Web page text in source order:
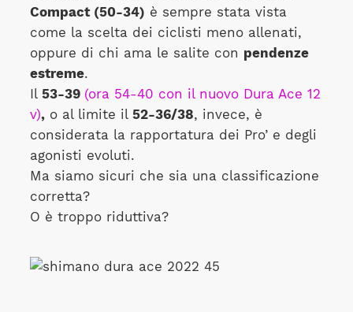
Compact (50-34) è sempre stata vista
come la scelta dei ciclisti meno allenati,
oppure di chi ama le salite con pendenze
estreme.
Il 53-39 (ora 54-40 con il nuovo Dura Ace 12
v),o al limite il 52-36/38, invece, è
considerata la rapportatura dei Pro’ e degli
agonisti evoluti.
Ma siamo sicuri che sia una classificazione
corretta?
O è troppo riduttiva?